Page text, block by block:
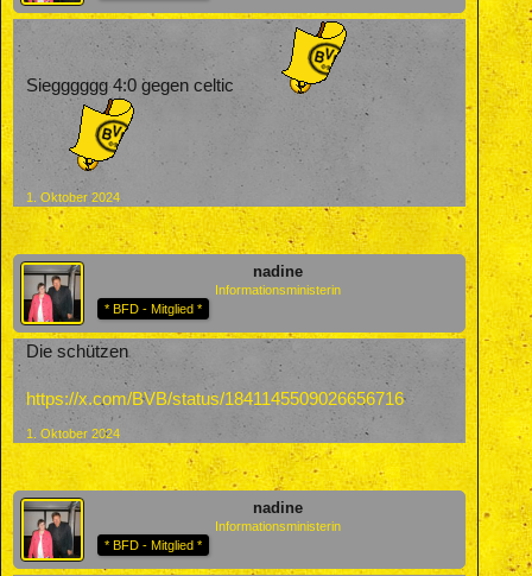
Siegggggg 4:0 gegen celtic
1. Oktober 2024
nadine
Informationsministerin
* BFD - Mitglied *
Die schützen
https://x.com/BVB/status/1841145509026656716
1. Oktober 2024
nadine
Informationsministerin
* BFD - Mitglied *